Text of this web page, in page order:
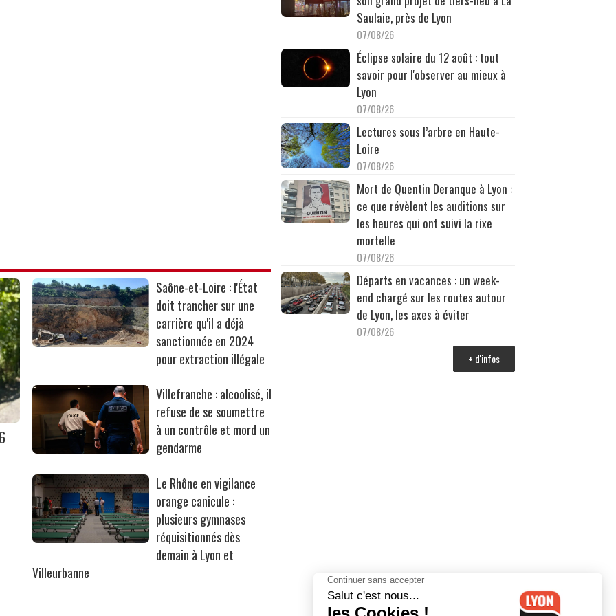
Saône-et-Loire : l'État
doit trancher sur une
carrière qu'il a déjà
sanctionnée en 2024
pour extraction illégale
Villefranche : alcoolisé, il
refuse de se soumettre
à un contrôle et mord un
gendarme
Le Rhône en vigilance
orange canicule :
plusieurs gymnases
réquisitionnés dès
demain à Lyon et
Villeurbanne
Saulaie, près de Lyon
07/08/26
Éclipse solaire du 12 août : tout
savoir pour l'observer au mieux à
Lyon
07/08/26
Lectures sous l’arbre en Haute-
Loire
07/08/26
Mort de Quentin Deranque à Lyon :
ce que révèlent les auditions sur
les heures qui ont suivi la rixe
mortelle
07/08/26
Départs en vacances : un week-
end chargé sur les routes autour
de Lyon, les axes à éviter
07/08/26
+ d'infos